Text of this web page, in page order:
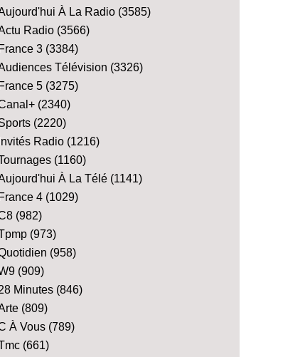
À La Radio (3585)
Radio (3566)
France 3 (3384)
Télévision (3326)
France 5 (3275)
(2340)
(2220)
Invités Radio (1216)
(1160)
À La Télé (1141)
France 4 (1029)
(982)
(973)
(958)
(909)
Minutes (846)
(809)
À Vous (789)
(661)